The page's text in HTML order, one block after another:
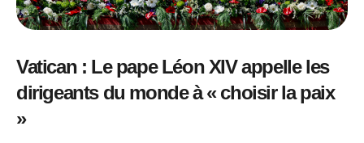
Vatican : Le pape Léon XIV appelle les
dirigeants du monde à « choisir la paix
»